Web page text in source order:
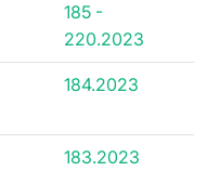
185 -
220.2023
184.2023
183.2023